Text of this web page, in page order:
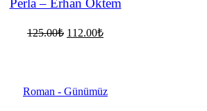
Perla – Erhan Öktem
125.00₺ Orijinal
112.00₺Şu
Roman - Günümüz